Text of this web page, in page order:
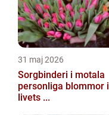
31 maj 2026
Sorgbinderi i motala
personliga blommor i
livets ...